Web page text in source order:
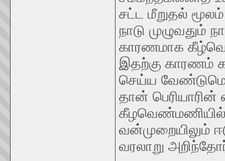
சட்ட மீறுதல்
நாடு
காரணமாக
இதற்கு காரணம்
செய்ய
தான் பெரியாரின்
வன்முறையிலும்
வரலாறு